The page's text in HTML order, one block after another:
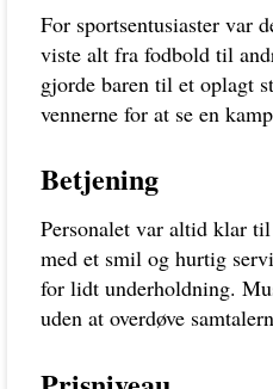
For sportsentusiaster var
viste alt fra fodbold til
gjorde baren til et oplagt
vennerne for at se en
Betjening
Personalet var altid klar
med et smil og hurtig
for lidt underholdning.
uden at overdøve